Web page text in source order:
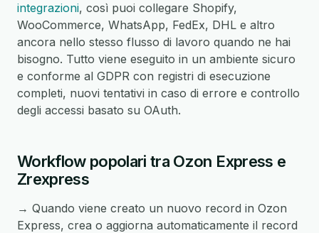
integrazioni, così puoi collegare Shopify,
WooCommerce, WhatsApp, FedEx, DHL e altro
ancora nello stesso flusso di lavoro quando ne hai
bisogno. Tutto viene eseguito in un ambiente sicuro
e conforme al GDPR con registri di esecuzione
completi, nuovi tentativi in caso di errore e controllo
degli accessi basato su OAuth.
Workflow popolari tra Ozon Express e
Zrexpress
→ Quando viene creato un nuovo record in Ozon
Express, crea o aggiorna automaticamente il record